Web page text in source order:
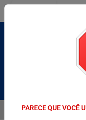
Pesquisar
COM O MELHOR DO
PARECE QUE VOCÊ